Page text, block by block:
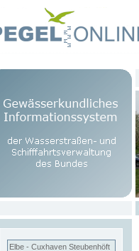
Elbe - Cuxhaven Steubenhöft